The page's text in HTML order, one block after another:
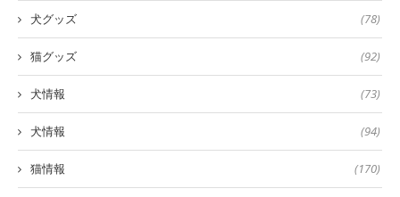
犬グッズ (78)
猫グッズ (92)
犬情報 (73)
犬情報 (94)
猫情報 (170)